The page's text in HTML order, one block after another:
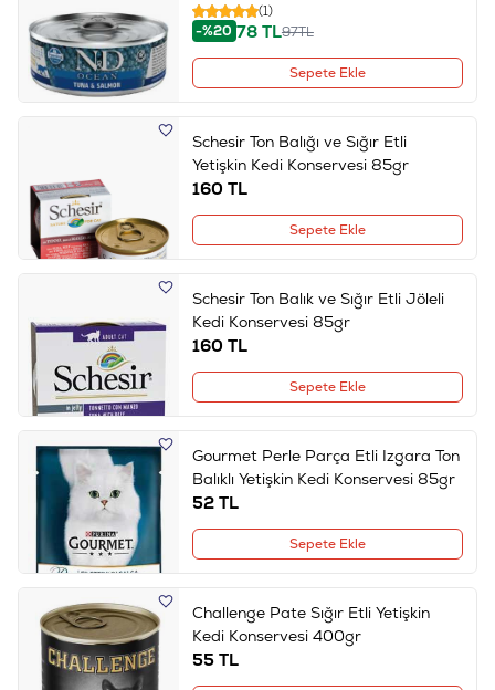
(1)
-%20 78TL97TL
Sepete Ekle
Schesir Ton Balığı ve Sığır Etli
Yetişkin Kedi Konservesi 85gr
160 TL
Sepete Ekle
Schesir Ton Balık ve Sığır Etli Jöleli
Kedi Konservesi 85gr
160 TL
Sepete Ekle
Gourmet Perle Parça Etli Izgara Ton
Balıklı Yetişkin Kedi Konservesi 85gr
52TL
Sepete Ekle
Challenge Pate Sığır Etli Yetişkin
Kedi Konservesi 400gr
55TL